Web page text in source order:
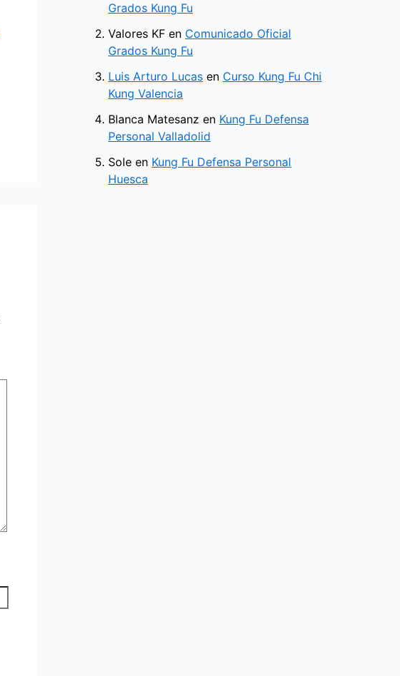
Grados Kung Fu
Valores KF en Comunicado Oficial
Grados Kung Fu
Luis Arturo Lucas en Curso Kung Fu Chi
Kung Valencia
Blanca Matesanz en Kung Fu Defensa
Personal Valladolid
Sole en Kung Fu Defensa Personal
Huesca